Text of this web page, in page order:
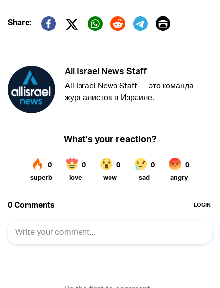
Share:
Twitter (X)
Print
All Israel News Staff
All Israel News Staff — это команда
журналистов в Израиле.